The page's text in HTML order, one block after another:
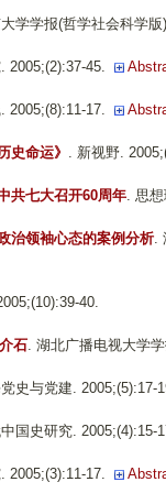
学学报(哲学社会科学
2005;(2):37-45.
2005;(8):11-17.
史命运》 . 新视野.
共七大召开60周年. 思
治领袖心态的案例分析.
40.
石. 湖北广播电视大学
史与党建. 2005;(5):17-
国史研究. 2005;(4):15-
2005;(3):11-17.